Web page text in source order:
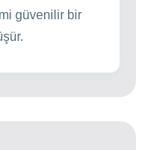
güvenilir bir